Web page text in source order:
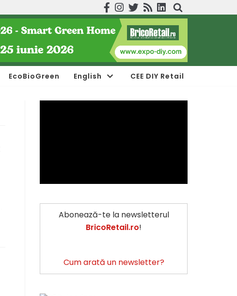
EcoBioGreen English CEE DIY Retail
Abonează-te la newsletterul
BricoRetail.ro!
Cum arată un newsletter?